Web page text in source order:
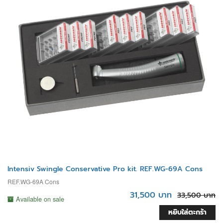
Intensiv Swingle Conservative Pro kit. REF.WG-69A Cons
REF.WG-69A Cons
Available on sale 31,500 บาท 33,500 บาท
หยิบใส่ตะกร้า